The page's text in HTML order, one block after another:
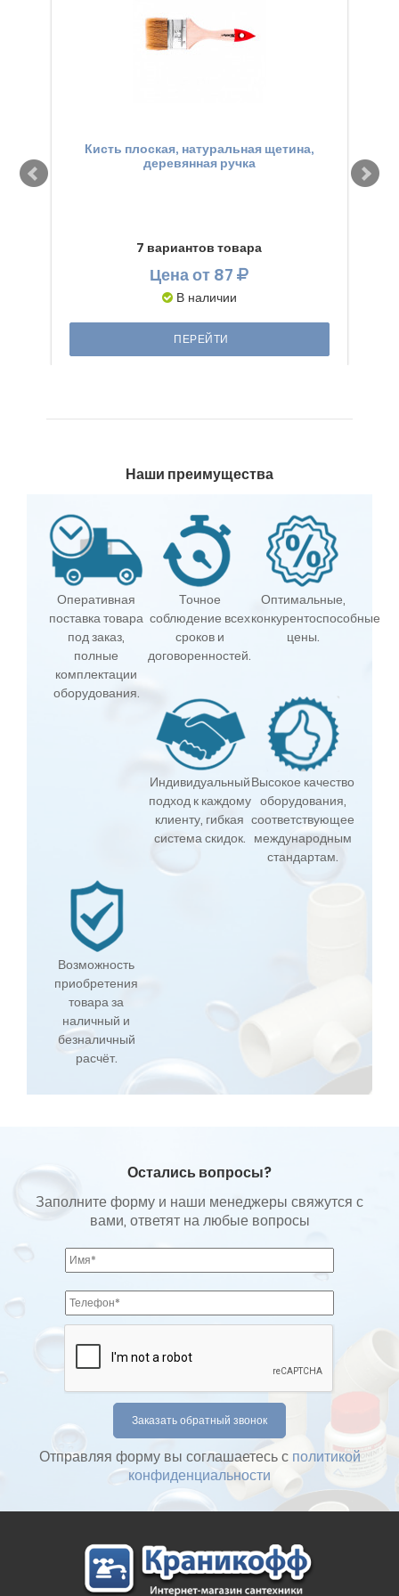
Кисть плоская, натуральная щетина,
деревянная ручка
7 вариантов товара
Ценаот 87
В наличии
ПЕРЕЙТИ
Наши преимущества
Оперативная
поставка товара
под заказ,
полные
комплектации
оборудования.
Точное
соблюдение всех
сроков и
договоренностей.
Оптимальные,
конкурентоспособные
цены.
Индивидуальный
подход к каждому
клиенту, гибкая
система скидок.
Высокое качество
оборудования,
соответствующее
международным
стандартам.
Возможность
приобретения
товара за
наличный и
безналичный
расчёт.
Остались вопросы?
Заполните форму и наши менеджеры свяжутся с
вами, ответят на любые вопросы
Отправляя форму вы соглашаетесь с политикой
конфиденциальности